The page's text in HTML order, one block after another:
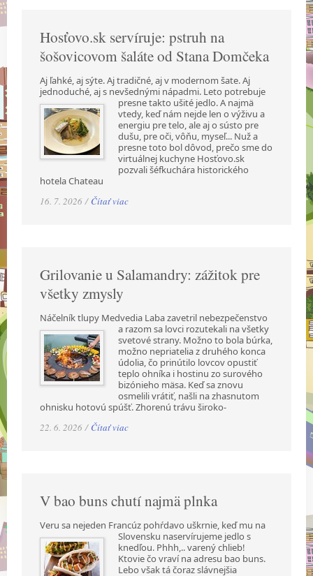
Hosťovo.sk servíruje: pstruh na
šošovicovom šaláte od Stana Domčeka
Aj ľahké, aj sýte. Aj tradičné, aj v modernom šate. Aj
jednoduché, aj s nevšednými nápadmi. Leto potrebuje
presne takto ušité jedlo. A najmä
vtedy, keď nám nejde len o výživu a
energiu pre telo, ale aj o sústo pre
dušu, pre oči, vôňu, myseľ... Nuž a
presne toto bol dôvod, prečo sme do
virtuálnej kuchyne Hosťovo.sk
pozvali šéfkuchára historického
hotela Chateau
16. 7. 2026 / Čítať viac
Grilovanie u Salamandry: zážitok pre
všetky zmysly
Náčelník tlupy Medvedia Laba zavetril nebezpečenstvo
a razom sa lovci rozutekali na všetky
svetové strany. Možno to bola búrka,
možno nepriatelia z druhého konca
údolia, čo prinútilo lovcov opustiť
teplo ohníka i hostinu zo surového
bizónieho mäsa. Keď sa znovu
osmelili vrátiť, našli na zhasnutom
ohnisku hotovú spúšť. Zhorenú trávu široko-
22. 6. 2026 / Čítať viac
V bao buns chutí najmä plnka
Veru sa nejeden Francúz pohŕdavo uškrnie, keď mu na
Slovensku naservírujeme jedlo s
knedľou. Phhh,.. varený chlieb!
Ktovie čo vraví na adresu bao buns.
Lebo však tá čoraz slávnejšia